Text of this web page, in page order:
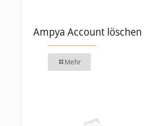
Ampya Account löschen
Mehr